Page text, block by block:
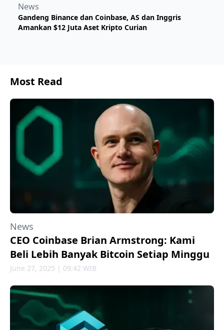
News
Gandeng Binance dan Coinbase, AS dan Inggris
Amankan $12 Juta Aset Kripto Curian
Most Read
News
CEO Coinbase Brian Armstrong: Kami
Beli Lebih Banyak Bitcoin Setiap Minggu
June 27, 2025 | 09:42 WIB